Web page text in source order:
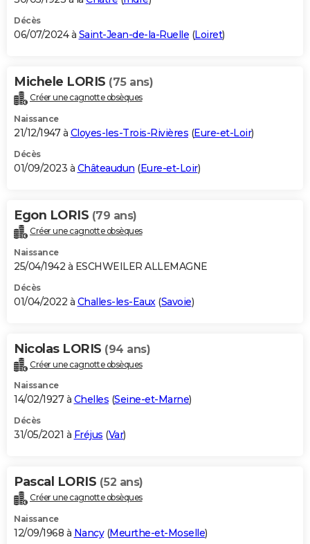
S'inscrire
Se connecter
Lycées
Collèges
Primaires
Universités
Entreprises
Service militaire
Avis de recherche
AVIS DE DÉCÈS
Bricolage
Lifestyle
Culture
Sport
Auto
Television
Voyage
Cinema
Décès
06/07/2024 à Saint-Jean-de-la-Ruelle (Loiret)
Michele LORIS (75 ans)
Créer une cagnotte obsèques
Naissance
21/12/1947 à Cloyes-les-Trois-Rivières (Eure-et-Loir)
Décès
01/09/2023 à Châteaudun (Eure-et-Loir)
Egon LORIS (79 ans)
Créer une cagnotte obsèques
Naissance
25/04/1942 à ESCHWEILER ALLEMAGNE
Décès
01/04/2022 à Challes-les-Eaux (Savoie)
Nicolas LORIS (94 ans)
Créer une cagnotte obsèques
Naissance
14/02/1927 à Chelles (Seine-et-Marne)
Décès
31/05/2021 à Fréjus (Var)
Pascal LORIS (52 ans)
Créer une cagnotte obsèques
Naissance
12/09/1968 à Nancy(Meurthe-et-Moselle)